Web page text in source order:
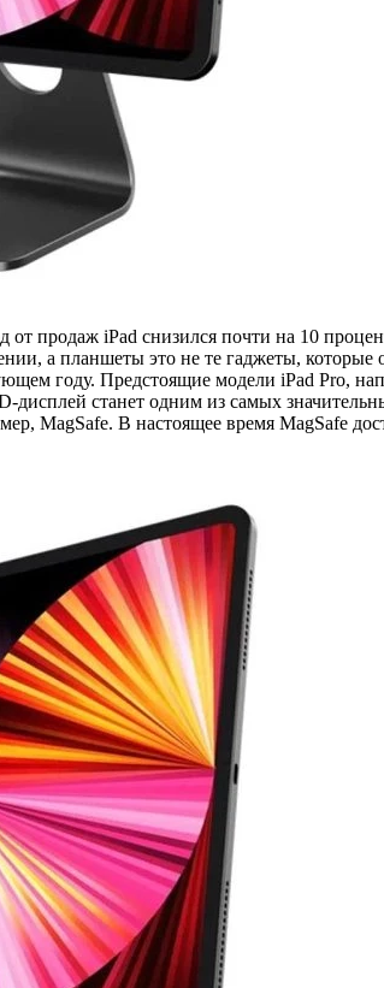
продаж iPad снизился почти на 10
а планшеты это не те гаджеты,
году. Предстоящие модели iPad Pro,
станет одним из самых
MagSafe. В настоящее время MagSafe